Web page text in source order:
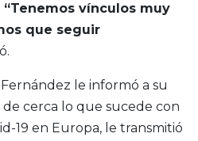
“Tenemos vínculos muy
que seguir
le informó a su
cerca lo que sucede con
19 en Europa, le transmitió